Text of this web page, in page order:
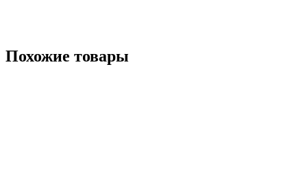
Похожие товары